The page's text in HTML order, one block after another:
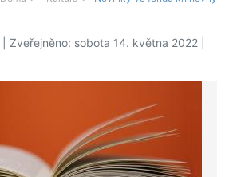
| Zveřejněno: sobota 14. května 2022 |